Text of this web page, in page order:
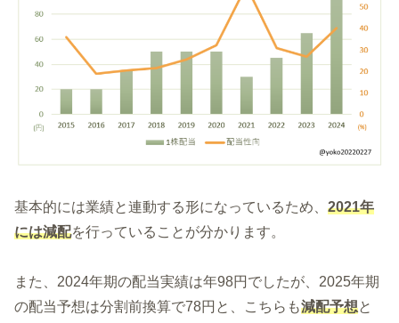
基本的には業績と連動する形になっているため、 2021年
には減配を行っていることが分かります。
また、2024年期の配当実績は年98円でしたが、2025年期
の配当予想は分割前換算で78円と、こちらも減配予想と